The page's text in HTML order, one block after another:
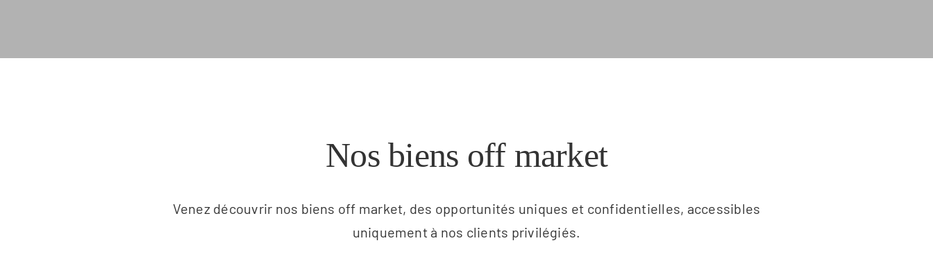
Nos biens off market
Venez découvrir nos biens off market, des opportunités uniques et confidentielles, accessibles
uniquement à nos clients privilégiés.